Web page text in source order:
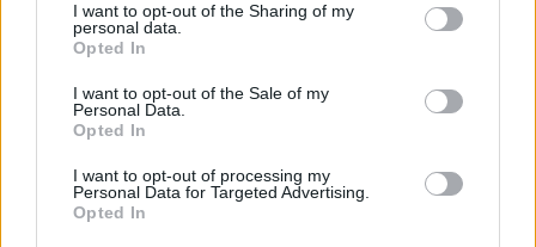
I want to opt-out of the Sharing of my
personal data.
Opted In
I want to opt-out of the Sale of my
Personal Data.
Opted In
I want to opt-out of processing my
Personal Data for Targeted Advertising.
Opted In
Vendredi 20 Février
19h30